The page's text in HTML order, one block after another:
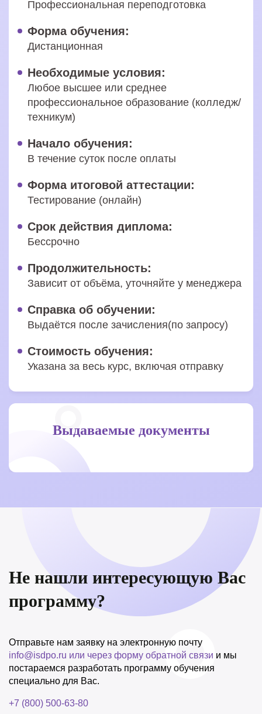
Профессиональная переподготовка
Форма обучения:
Дистанционная
Необходимые условия:
Любое высшее или среднее
профессиональное образование (колледж/
техникум)
Начало обучения:
В течение суток после оплаты
Форма итоговой аттестации:
Тестирование (онлайн)
Срок действия диплома:
Бессрочно
Продолжительность:
Зависит от объёма, уточняйте у менеджера
Справка об обучении:
Выдаётся после зачисления(по запросу)
Стоимость обучения:
Указана за весь курс, включая отправку
Выдаваемые документы
Не нашли интересующую Вас
программу?
Отправьте нам заявку на электронную почту
info@isdpo.ru или через форму обратной связи и мы
постараемся разработать программу обучения
специально для Вас.
+7 (800) 500-63-80